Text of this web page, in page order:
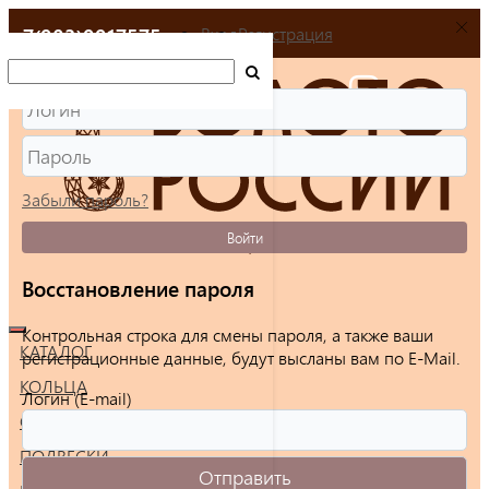
+7(903)9917575
КАТАЛОГ
КОЛЬЦА
СЕРЬГИ
ПОДВЕСКИ
ВходРегистрация
Забыли пароль?
Войти
Восстановление пароля
Контрольная строка для смены пароля, а также ваши
регистрационные данные, будут высланы вам по E-Mail.
Логин (E-mail)